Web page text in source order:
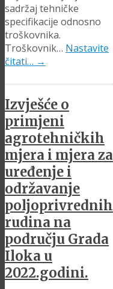
sadržaj tehničke
specifikacije odnosno
troškovnika.
Troškovnik… Nastavite
čitati… →
Izvješće o
primjeni
agrotehničkih
mjera i mjera za
uređenje i
održavanje
poljoprivrednih
rudina na
području Grada
Iloka u
2022.godini.